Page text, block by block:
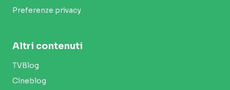
Preferenze privacy
Altri contenuti
TVBlog
Cineblog